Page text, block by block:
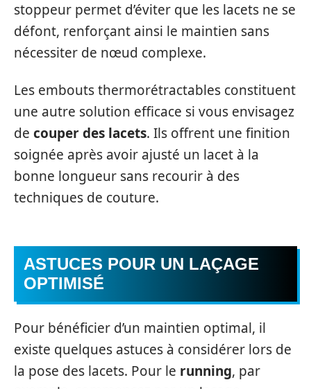
stoppeur permet d’éviter que les lacets ne se
défont, renforçant ainsi le maintien sans
nécessiter de nœud complexe.
Les embouts thermorétractables constituent
une autre solution efficace si vous envisagez
de couper des lacets. Ils offrent une finition
soignée après avoir ajusté un lacet à la
bonne longueur sans recourir à des
techniques de couture.
ASTUCES POUR UN LAÇAGE
OPTIMISÉ
Pour bénéficier d’un maintien optimal, il
existe quelques astuces à considérer lors de
la pose des lacets. Pour le running, par